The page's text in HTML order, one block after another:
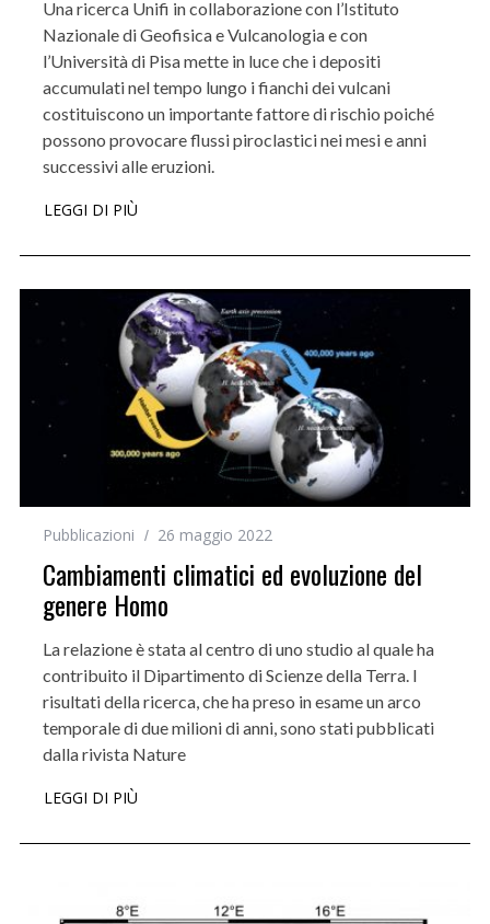
Una ricerca Unifi in collaborazione con l’Istituto
Nazionale di Geofisica e Vulcanologia e con
l’Università di Pisa mette in luce che i depositi
accumulati nel tempo lungo i fianchi dei vulcani
costituiscono un importante fattore di rischio poiché
possono provocare flussi piroclastici nei mesi e anni
successivi alle eruzioni.
LEGGI DI PIÙ
Pubblicazioni 26 maggio 2022
Cambiamenti climatici ed evoluzione del
genere Homo
La relazione è stata al centro di uno studio al quale ha
contribuito il Dipartimento di Scienze della Terra. I
risultati della ricerca, che ha preso in esame un arco
temporale di due milioni di anni, sono stati pubblicati
dalla rivista Nature
LEGGI DI PIÙ